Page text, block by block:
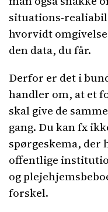
situations-
hvorvidt
den data, du får.
Derfor er det i
handler om, at et
skal give de
gang. Du kan fx
spørgeskema, der
offentlige
og
forskel.